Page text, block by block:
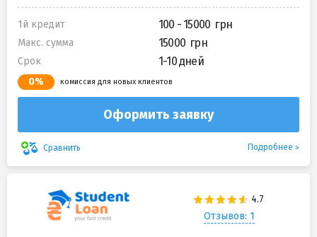
1й кредит 100 - 15000
Макс. сумма 15000
Срок 1-10 дней
0% комиссия для новых клиентов
Оформить заявку
Сравнить Подробнее
Отзывов: 1